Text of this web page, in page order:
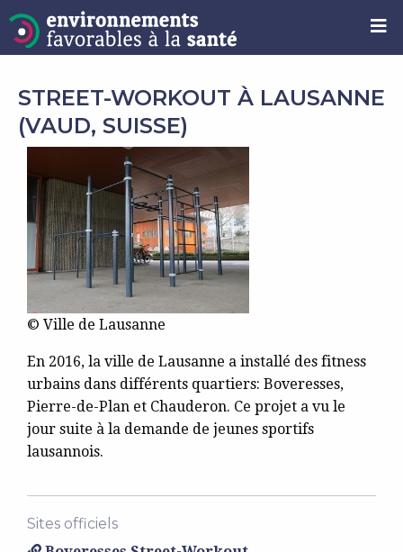
STREET-WORKOUT À LAUSANNE
(VAUD, SUISSE)
© Ville de Lausanne
En 2016, la ville de Lausanne a installé des fitness
urbains dans différents quartiers: Boveresses,
Pierre-de-Plan et Chauderon. Ce projet a vu le
jour suite à la demande de jeunes sportifs
lausannois.
Sites officiels